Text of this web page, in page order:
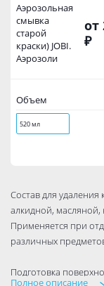
Аэрозольная
смывка
старой
краски) JOBI.
Аэрозоли
от
₽
Объем
520 мл
Состав для удаления
алкидной,
Применяется при
различных
Подготовка
Полное описание